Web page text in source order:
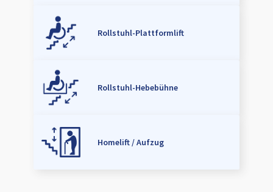
Rollstuhl-Plattformlift
Rollstuhl-Hebebühne
Homelift / Aufzug